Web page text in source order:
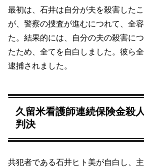
最初は、石井は自分が夫を殺害した
が、警察の捜査が進むにつれて、全
た。結果的には、自分の夫の殺害に
たため、全てを自白しました。彼ら
逮捕されました。
久留米看護師連続保険金殺
判決
共犯者である石井ヒト美が自白し、